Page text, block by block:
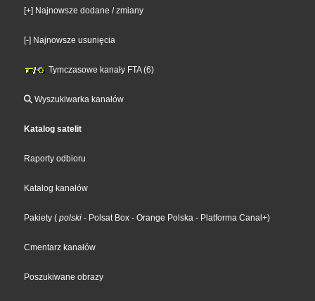
[+] Najnowsze dodane / zmiany
[-] Najnowsze usunięcia
Tymczasowe kanały FTA (6)
Wyszukiwarka kanałów
Katalog satelit
Raporty odbioru
Katalog kanałów
Pakiety ( polski - Polsat Box - Orange Polska - Platforma Canal+)
Cmentarz kanałów
Poszukiwane obrazy